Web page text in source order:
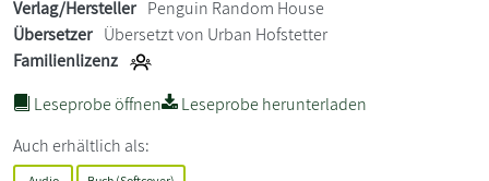
Verlag/Hersteller Penguin Random House
Übersetzer Übersetzt von Urban Hofstetter
Familienlizenz
Leseprobe öffnen
Leseprobe herunterladen
Auch erhältlich als: